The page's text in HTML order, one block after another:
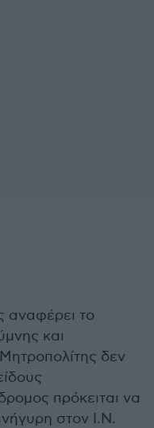
αναφέρει το
και
δεν
πρόκειται να
στον Ι.Ν.